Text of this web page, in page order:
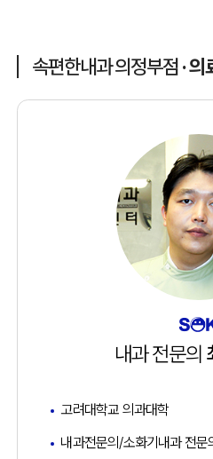
속편한내과 의정부점 ·
내과 전문의
고려대학교 의과대학
내과전문의/소화기내과 전문